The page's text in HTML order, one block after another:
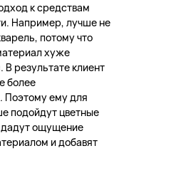
к средствам
Например, лучше не
потому что
хуже
В результате клиент
более
Поэтому ему для
подойдут цветные
ощущение
и добавят